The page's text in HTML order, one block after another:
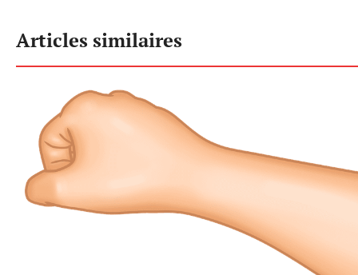
Articles similaires